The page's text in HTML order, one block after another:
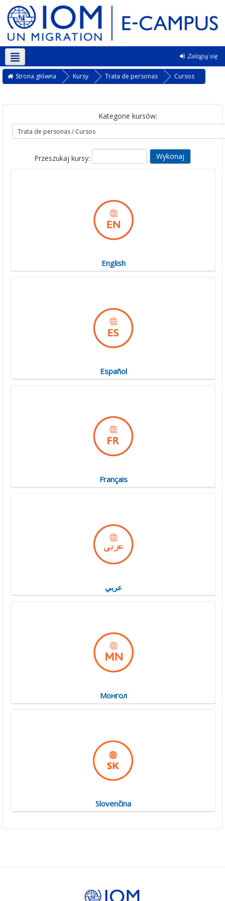
Zaloguj się
Polski ‎(pl)‎
Strona główna Kursy Trata de personas Cursos
Kategorie kursów:
Przeszukaj kursy:
English
Español
Français
عربي
Монгол
Slovenčina